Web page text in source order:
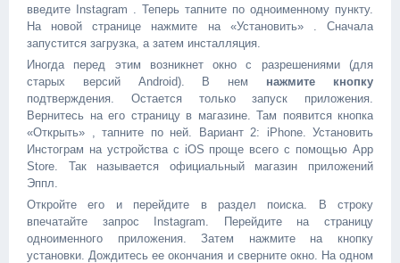
введите Instagram . Теперь тапните по одноименному пункту.
На новой странице нажмите на «Установить» . Сначала
запустится загрузка, а затем инсталляция.
Иногда перед этим возникнет окно с разрешениями (для
старых версий Android). В нем нажмите кнопку
подтверждения. Остается только запуск приложения.
Вернитесь на его страницу в магазине. Там появится кнопка
«Открыть» , тапните по ней. Вариант 2: iPhone. Установить
Инстограм на устройства с iOS проще всего с помощью App
Store. Так называется официальный магазин приложений
Эппл.
Откройте его и перейдите в раздел поиска. В строку
впечатайте запрос Instagram. Перейдите на страницу
одноименного приложения. Затем нажмите на кнопку
установки. Дождитесь ее окончания и сверните окно. На одном